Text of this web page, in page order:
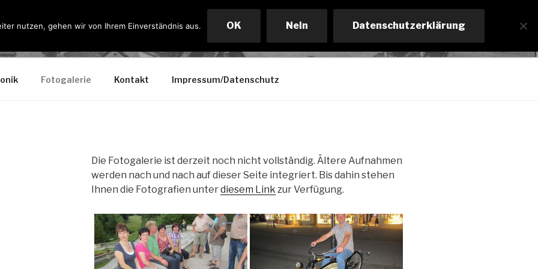
Fotogalerie Kontakt Impressum/Datenschutz
Die Fotogalerie ist derzeit noch nicht vollständig. Ältere Aufnahmen
werden nach und nach auf dieser Seite integriert. Bis dahin stehen
Ihnen die Fotografien unterdiesem Link zur Verfügung.
nutzen, gehen wir von Ihrem Einverständnis aus. OK Nein Datenschutzerklärung